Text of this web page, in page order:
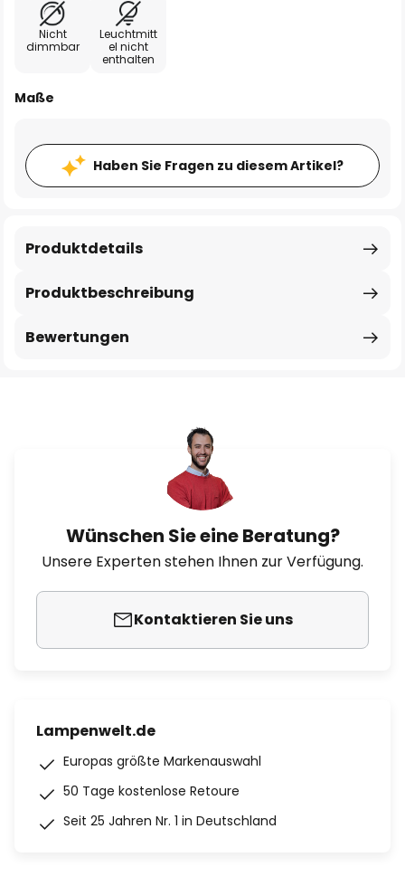
Nicht
dimmbar
Leuchtmitt
el nicht
enthalten
Maße
Haben Sie Fragen zu diesem Artikel?
Produktbeschreibung
Produktdetails
Bewertungen
Wünschen Sie eine Beratung?
Unsere Experten stehen Ihnen zur Verfügung.
Kontaktieren Sie uns
Lampenwelt.de
Europas größte Markenauswahl
50 Tage kostenlose Retoure
Seit 25 Jahren Nr. 1 in Deutschland